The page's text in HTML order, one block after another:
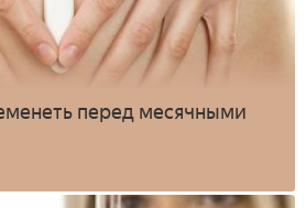
перед месячными